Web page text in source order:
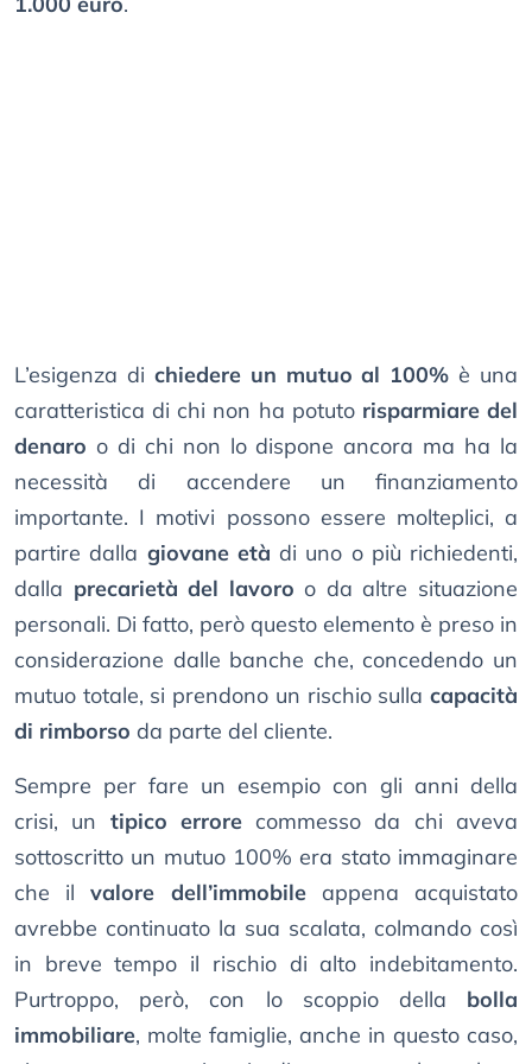
L’esigenza di chiedere un mutuo al 100% è una
caratteristica di chi non ha potuto risparmiare del
denaro o di chi non lo dispone ancora ma ha la
necessità di accendere un finanziamento
importante. I motivi possono essere molteplici, a
partire dalla giovane età di uno o più richiedenti,
dalla precarietà del lavoro o da altre situazione
personali. Di fatto, però questo elemento è preso in
considerazione dalle banche che, concedendo un
mutuo totale, si prendono un rischio sulla capacità
di rimborso da parte del cliente.
Sempre per fare un esempio con gli anni della
crisi, un tipico errorecommesso da chi aveva
sottoscritto un mutuo 100% era stato immaginare
che ilvalore dell’immobileappena acquistato
avrebbe continuato la sua scalata, colmando così
in breve tempo il rischio di alto indebitamento.
Purtroppo, però, con lo scoppio della bolla
immobiliare, molte famiglie, anche in questo caso,